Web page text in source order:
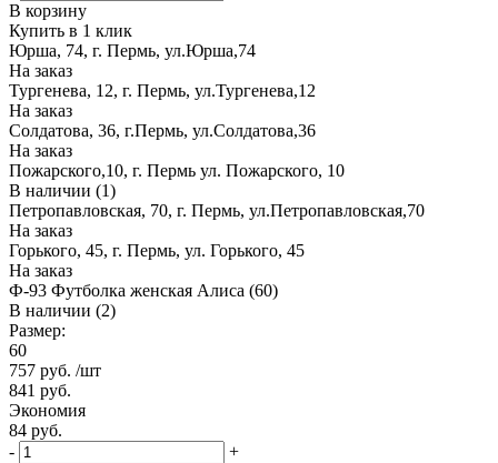
В корзину
Купить в 1 клик
Юрша, 74, г. Пермь, ул.Юрша,74
На заказ
Тургенева, 12, г. Пермь, ул.Тургенева,12
На заказ
Солдатова, 36, г.Пермь, ул.Солдатова,36
На заказ
Пожарского,10, г. Пермь ул. Пожарского, 10
В наличии (1)
Петропавловская, 70, г. Пермь, ул.Петропавловская,70
На заказ
Горького, 45, г. Пермь, ул. Горького, 45
На заказ
Ф-93 Футболка женская Алиса (60)
В наличии (2)
Размер:
60
757 руб. /шт
841 руб.
Экономия
84 руб.
-
+